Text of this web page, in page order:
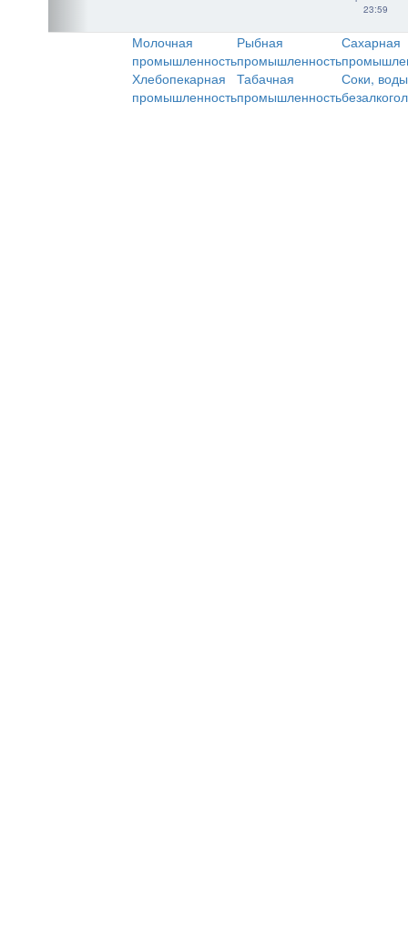
23:59
Молочная
промышленность
Рыбная
промышленность
Сахарная
Хлебопекарная
промышленность
Табачная
промышленность
Соки,